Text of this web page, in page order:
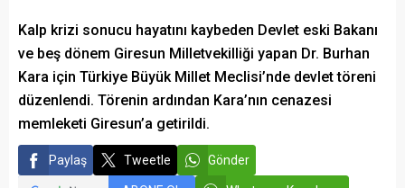
Kalp krizi sonucu hayatını kaybeden Devlet eski Bakanı
ve beş dönem Giresun Milletvekilliği yapan Dr. Burhan
Kara için Türkiye Büyük Millet Meclisi’nde devlet töreni
düzenlendi. Törenin ardından Kara’nın cenazesi
memleketi Giresun’a getirildi.
Paylaş Tweetle Gönder